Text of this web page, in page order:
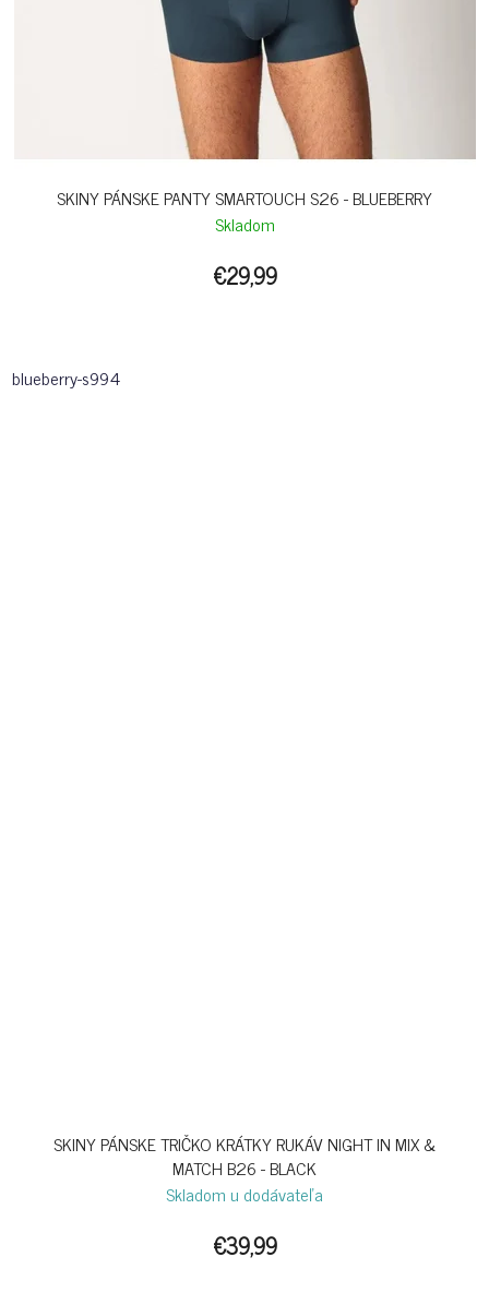
SKINY PÁNSKE PANTY SMARTOUCH S26 - BLUEBERRY
Skladom
€29,99
blueberry-s994
SKINY PÁNSKE TRIČKO KRÁTKY RUKÁV NIGHT IN MIX &
MATCH B26 - BLACK
Skladom u dodávateľa
€39,99